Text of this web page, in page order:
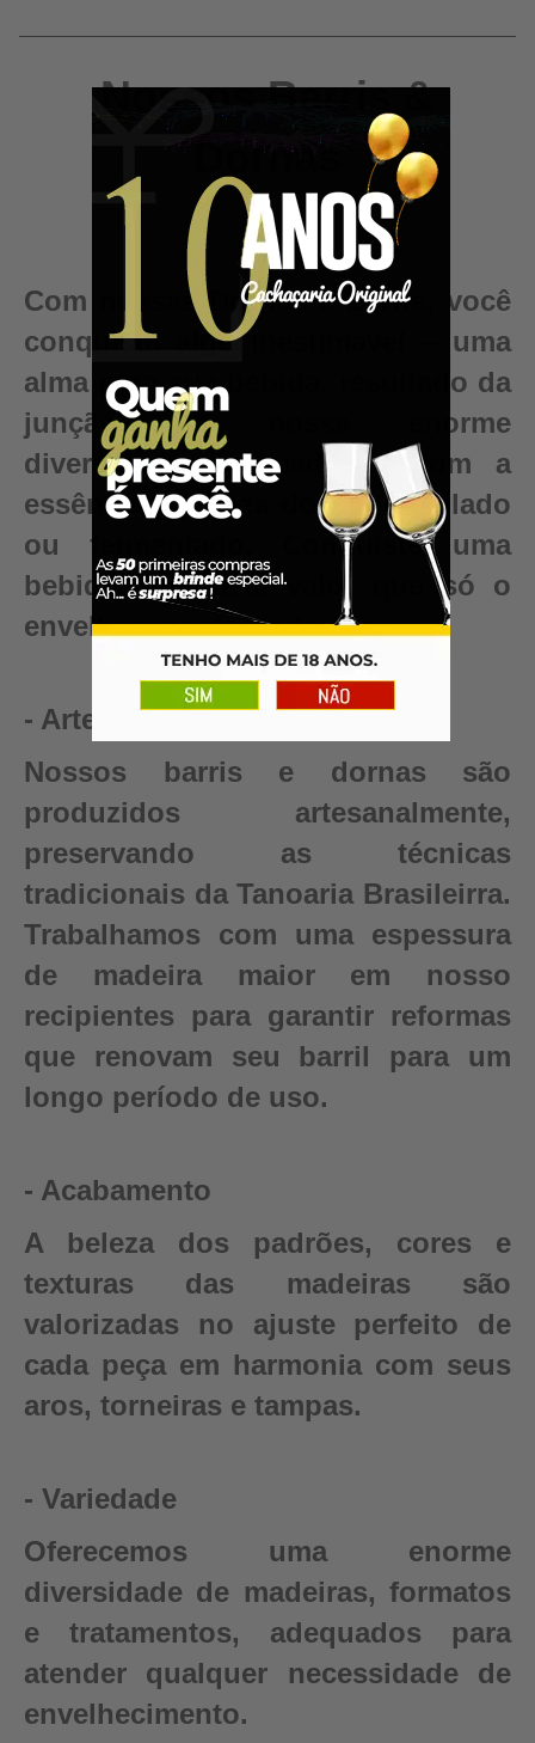
Nossos Barris &
Dornas
Com nossas Dornas e Barris, você
conquista algo inestimável – uma
alma para sua bebida, resultado da
junção da nossa enorme
diversidade de madeiras com a
essência e pureza do seu destilado
ou fermentado. Conquiste uma
bebida autêntica, valor que só o
envelhecimento pode criar.
- Artesanal
Nossos barris e dornas são
produzidos artesanalmente,
preservando as técnicas
tradicionais da Tanoaria Brasileirra.
Trabalhamos com uma espessura
de madeira maior em nosso
recipientes para garantir reformas
que renovam seu barril para um
longo período de uso.
- Acabamento
A beleza dos padrões, cores e
texturas das madeiras são
valorizadas no ajuste perfeito de
cada peça em harmonia com seus
aros, torneiras e tampas.
- Variedade
Oferecemos uma enorme
diversidade de madeiras, formatos
e tratamentos, adequados para
atender qualquer necessidade de
envelhecimento.